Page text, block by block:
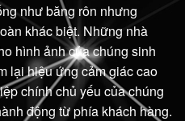
như băng rôn nhưng
khác biệt. Những nhà
hình ảnh của chúng sinh
lại hiệu ứng cảm giác cao
chính chủ yếu của chúng
động từ phía khách hàng.